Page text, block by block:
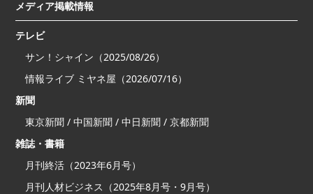
メディア掲載情報
テレビ
サン！シャイン（2025/08/26）
情報ライブ ミヤネ屋（2026/07/16）
新聞
東京新聞 / 中国新聞 / 中日新聞 / 京都新聞
雑誌・書籍
月刊終活（2023年6月号）
月刊人材ビジネス（2025年8月号・9月号）